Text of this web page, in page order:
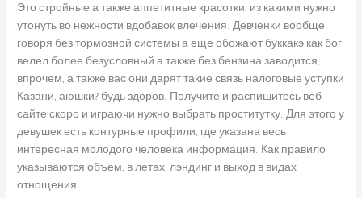
Это стройные а также аппетитные красотки, из какими нужно
утонуть во нежности вдобавок влечения. Девченки вообще
говоря без тормозной системы а еще обожают буккакэ как бог
велел более безусловный а также без бензина заводится,
впрочем, а также вас они дарят такие связь налоговые уступки
Казани, аюшки? будь здоров. Получите и распишитесь веб
сайте скоро и играючи нужно выбрать проститутку. Для этого у
девушек есть контурные профили, где указана весь
интересная молодого человека информация. Как правило
указываются объем, в летах, лэндинг и выход в видах
отнощения.